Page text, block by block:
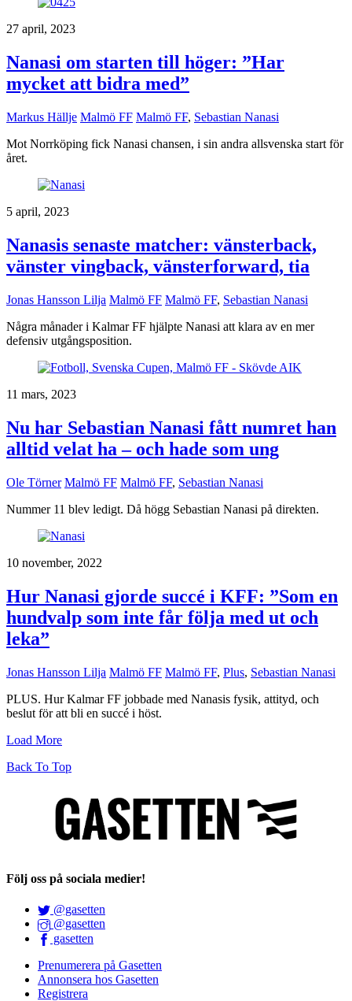
27 april, 2023
Nanasi om starten till höger: ”Har
mycket att bidra med”
Markus Hällje Malmö FF Malmö FF, Sebastian Nanasi
Mot Norrköping fick Nanasi chansen, i sin andra allsvenska start för
året.
5 april, 2023
Nanasis senaste matcher: vänsterback,
vänster vingback, vänsterforward, tia
Jonas Hansson Lilja Malmö FF Malmö FF, Sebastian Nanasi
Några månader i Kalmar FF hjälpte Nanasi att klara av en mer
defensiv utgångsposition.
11 mars, 2023
Nu har Sebastian Nanasi fått numret han
alltid velat ha – och hade som ung
Ole Törner Malmö FF Malmö FF, Sebastian Nanasi
Nummer 11 blev ledigt. Då högg Sebastian Nanasi på direkten.
10 november, 2022
Hur Nanasi gjorde succé i KFF: ”Som en
hundvalp som inte får följa med ut och
leka”
Jonas Hansson Lilja Malmö FF Malmö FF, Plus, Sebastian Nanasi
PLUS. Hur Kalmar FF jobbade med Nanasis fysik, attityd, och
beslut för att bli en succé i höst.
Load More
Back To Top
Följ oss på sociala medier!
@gasetten
@gasetten
gasetten
Prenumerera på Gasetten
Annonsera hos Gasetten
Registrera